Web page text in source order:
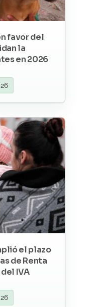
favor del
la
en 2026
el plazo
de Renta
IVA